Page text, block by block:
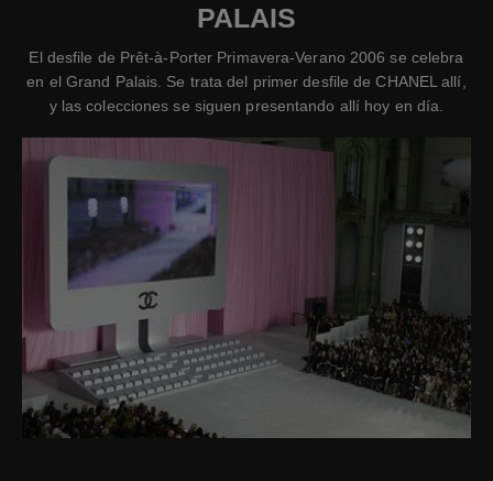
PALAIS
El desfile de Prêt-à-Porter Primavera-Verano 2006 se celebra
en el Grand Palais. Se trata del primer desfile de CHANEL allí,
y las colecciones se siguen presentando allí hoy en día.